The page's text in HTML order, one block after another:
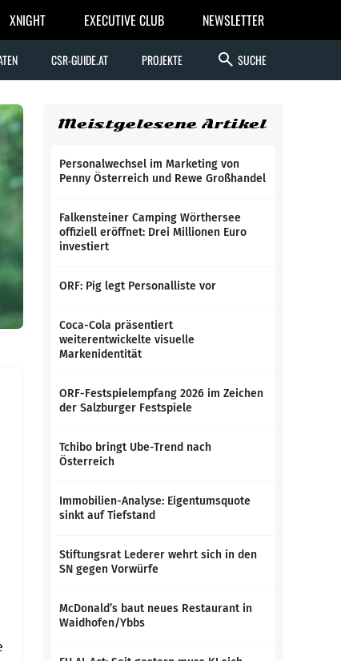
XNIGHT EXECUTIVE CLUB NEWSLETTER
CSR-GUIDE.AT PROJEKTE search SUCHE
Meistgelesene Artikel
Personalwechsel im Marketing von
Penny Österreich und Rewe Großhandel
Falkensteiner Camping Wörthersee
offiziell eröffnet: Drei Millionen Euro
investiert
ORF: Pig legt Personalliste vor
Coca-Cola präsentiert
weiterentwickelte visuelle
Markenidentität
ORF-Festspielempfang 2026 im Zeichen
der Salzburger Festspiele
Tchibo bringt Ube-Trend nach
Österreich
Immobilien-Analyse: Eigentumsquote
sinkt auf Tiefstand
Stiftungsrat Lederer wehrt sich in den
SN gegen Vorwürfe
McDonald’s baut neues Restaurant in
Waidhofen/Ybbs